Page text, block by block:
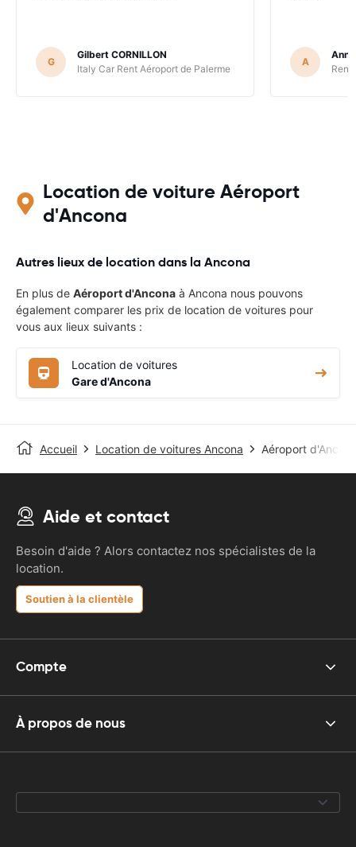
G
Gilbert CORNILLON
Italy Car Rent Aéroport de Palerme
A
Location de voiture Aéroport
d'Ancona
Autres lieux de location dans la Ancona
En plus de Aéroport d'Ancona à Ancona nous pouvons
également comparer les prix de location de voitures pour
vous aux lieux suivants :
Location de voitures
Gare d'Ancona
Accueil Location de voitures Ancona Aéroport
Aide et contact
Besoin d'aide ? Alors contactez nos spécialistes de la
location.
Soutien à la clientèle
Compte
À propos de nous